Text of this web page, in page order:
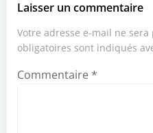
Laisser un commentaire
Votre adresse e-mail ne sera
obligatoires sont indiqués
Commentaire *